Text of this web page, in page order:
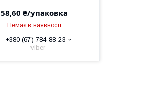
58,60 ₴/упаковка
Немає в наявності
+380 (67) 784-88-23
viber